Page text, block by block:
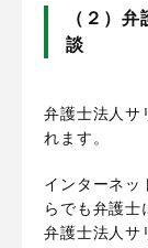
（２）
談
弁護士法人サ
れます。
インターネッ
らでも弁護士
弁護士法人サ